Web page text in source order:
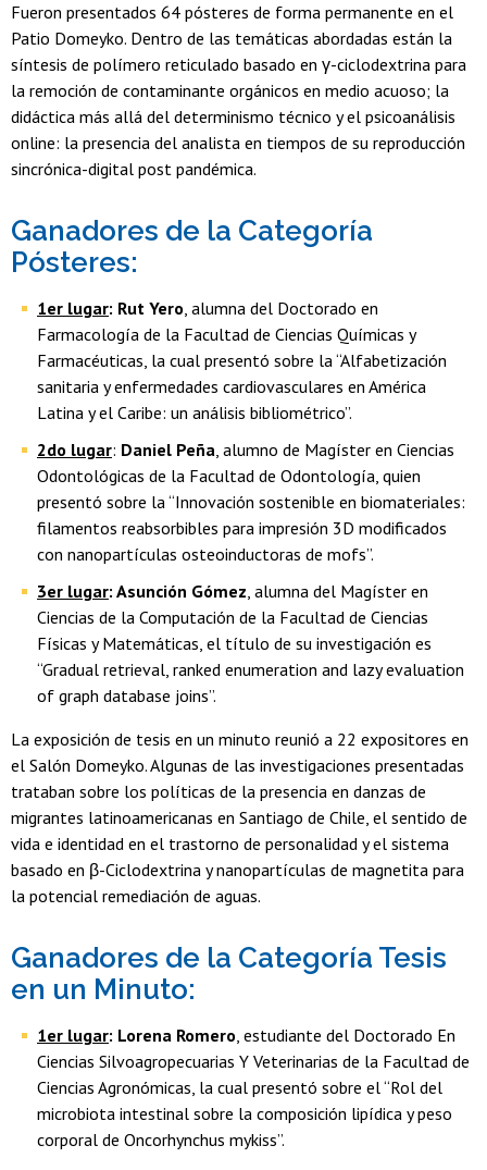
Fueron presentados 64 pósteres de forma permanente en el
Patio Domeyko. Dentro de las temáticas abordadas están la
síntesis de polímero reticulado basado en γ-ciclodextrina para
la remoción de contaminante orgánicos en medio acuoso; la
didáctica más allá del determinismo técnico y el psicoanálisis
online: la presencia del analista en tiempos de su reproducción
sincrónica-digital post pandémica.
Ganadores de la Categoría
Pósteres:
1er lugar: Rut Yero, alumna del Doctorado en
Farmacología de la Facultad de Ciencias Químicas y
Farmacéuticas, la cual presentó sobre la “Alfabetización
sanitaria y enfermedades cardiovasculares en América
Latina y el Caribe: un análisis bibliométrico”.
2do lugar: Daniel Peña, alumno de Magíster en Ciencias
Odontológicas de la Facultad de Odontología, quien
presentó sobre la “Innovación sostenible en biomateriales:
filamentos reabsorbibles para impresión 3D modificados
con nanopartículas osteoinductoras de mofs”.
3er lugar: Asunción Gómez, alumna del Magíster en
Ciencias de la Computación de la Facultad de Ciencias
Físicas y Matemáticas, el título de su investigación es
“Gradual retrieval, ranked enumeration and lazy evaluation
of graph database joins”.
La exposición de tesis en un minuto reunió a 22 expositores en
el Salón Domeyko. Algunas de las investigaciones presentadas
trataban sobre los políticas de la presencia en danzas de
migrantes latinoamericanas en Santiago de Chile, el sentido de
vida e identidad en el trastorno de personalidad y el sistema
basado en β-Ciclodextrina y nanopartículas de magnetita para
la potencial remediación de aguas.
Ganadores de la Categoría Tesis
en un Minuto:
1er lugar: Lorena Romero, estudiante del Doctorado En
Ciencias Silvoagropecuarias Y Veterinarias de la Facultad de
Ciencias Agronómicas, la cual presentó sobre el “Rol del
microbiota intestinal sobre la composición lipídica y peso
corporal de Oncorhynchus mykiss”.